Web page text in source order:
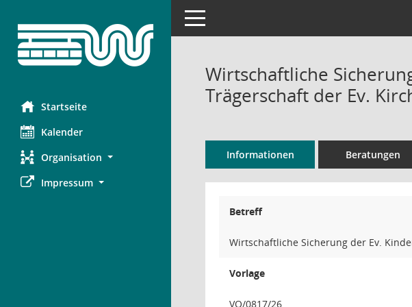
Startseite
Kalender
Organisation
Impressum
Toggle navigation
Wirtschaftliche
Trägerschaft der Ev.
Informationen Beratungen
Betreff
Wirtschaftliche Sicherung der Ev.
Vorlage
VO/0817/26